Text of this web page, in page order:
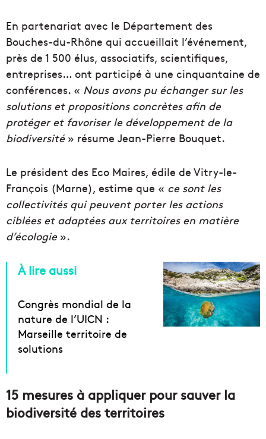
En partenariat avec le Département des
Bouches-du-Rhône qui accueillait l’événement,
près de 1 500 élus, associatifs, scientifiques,
entreprises… ont participé à une cinquantaine de
conférences. « Nous avons pu échanger sur les
solutions et propositions concrètes afin de
protéger et favoriser le développement de la
biodiversité» résume Jean-Pierre Bouquet.
Le président des Eco Maires, édile de Vitry-le-
François (Marne), estime que « ce sont les
collectivités qui peuvent porter les actions
ciblées et adaptées aux territoires en matière
d’écologie».
À lire aussi
Congrès mondial de la
nature de l’UICN :
Marseille territoire de
solutions
15 mesures à appliquer pour sauver la
biodiversité des territoires